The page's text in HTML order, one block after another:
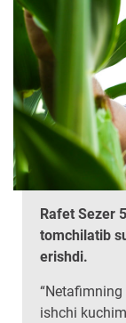
Rafet Sezer
tomchilatib
erishdi.
ishchi